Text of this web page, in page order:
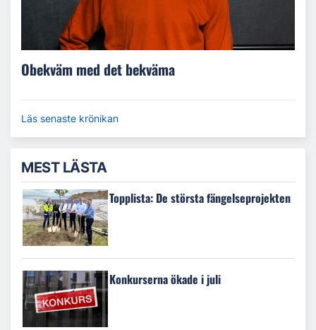
Obekväm med det bekväma
Läs senaste krönikan
MEST LÄSTA
Topplista: De största fängelseprojekten
Konkurserna ökade i juli